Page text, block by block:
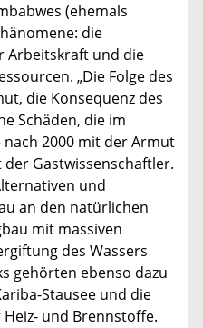
(ehemals
die
Arbeitskraft und die
„Die Folge des
die Konsequenz des
Schäden, die im
2000 mit der Armut
Gastwissenschaftler.
und
an den natürlichen
mit massiven
des Wassers
gehörten ebenso dazu
Stausee und die
und Brennstoffe.